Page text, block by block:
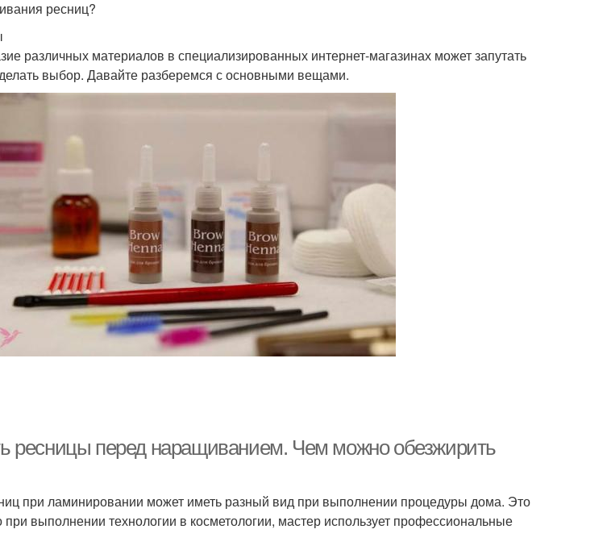
ресниц?
различных материалов в специализированных интернет-магазинах может запутать
выбор. Давайте разберемся с основными вещами.
ресницы перед наращиванием. Чем можно обезжирить
при ламинировании может иметь разный вид при выполнении процедуры дома. Это
при выполнении технологии в косметологии, мастер использует профессиональные